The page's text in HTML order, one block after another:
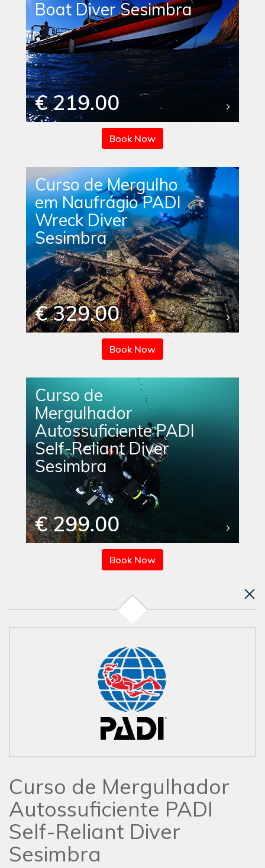
Boat Diver Sesimbra
€ 219.00
Book Now
Curso de Mergulho
em Naufrágio PADI
Wreck Diver
Sesimbra
€ 329.00
Book Now
Curso de
Mergulhador
Autossuficiente PADI
Self-Reliant Diver
Sesimbra
€ 299.00
Book Now
Curso de Mergulhador
Autossuficiente PADI
Self-Reliant Diver
Sesimbra